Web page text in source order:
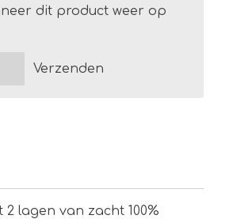
dit product weer op
Verzenden
lagen van zacht 100%